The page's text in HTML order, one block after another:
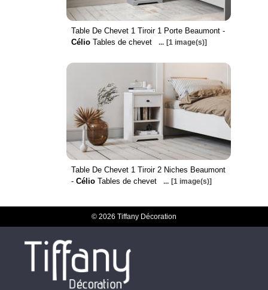
Table De Chevet 1 Tiroir 1 Porte Beaumont -
CélioTables de chevet ... [1 image(s)]
Table De Chevet 1 Tiroir 2 Niches Beaumont
- CélioTables de chevet ... [1 image(s)]
© 2026 Tiffany Décoration